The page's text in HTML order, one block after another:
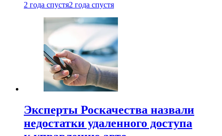
2 года спустя2 года спустя
Эксперты Роскачества назвали
недостатки удаленного доступа